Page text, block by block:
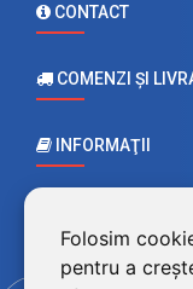
Folosim
pentru a
CONTACT
COMENZI ŞI
INFORMAŢII